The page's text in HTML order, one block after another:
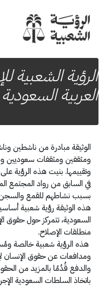
الرؤية الشعبية
العربية السعودية
الوثيقة مبادرة من ناشطين
ومثقفين ومثقفات سعوديين
وتقييمها. بنيت هذه الرؤية
في السابق من رواد المجتمع
بسبب نشاطهم للقمع
هذه الوثيقة رؤية شعبية
السعودية، تتمركز حول حقوق
منطلقات الإصلاح.
هذه الرؤية شعبية خالصة
ومدافعات عن حقوق الإنسان
والدفع قُدُمًا بالمزيد من
باتخاذ السلطات السعودية